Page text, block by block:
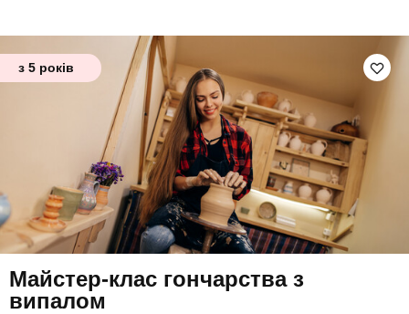
з 5 років
Майстер-клас гончарства з
випалом